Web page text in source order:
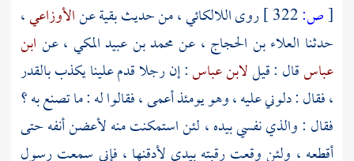
[ص: روىاللالكائي، من حديث بقية عنالأوزاعي،
حدثنا العلاء بن الحجاج ، عنمحمد بن عبيد المكي ، عن ابن
عباسقال : قيللابن عباس: إن رجلا قدم علينا يكذب بالقدر
، فقال : دلوني عليه ، وهو يومئذ أعمى ، فقالوا له : ما تصنع به ؟
فقال : والذي نفسي بيده ، لئن استمكنت منه لأعضن أنفه حتى
أقطعه ، ولئن وقعت رقبته بيدي لأدقنها ، فإني سمعت رسول